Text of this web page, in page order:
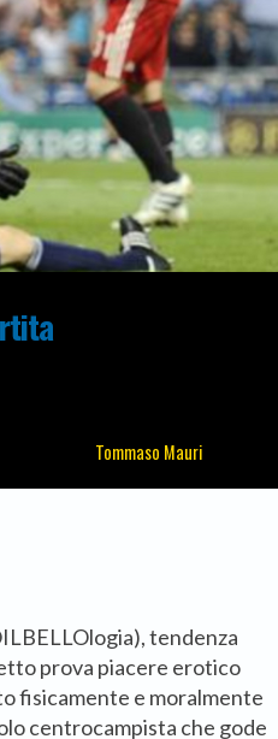
Tommaso Mauri
tendenza
prova piacere erotico
fisicamente e moralmente
centrocampista che gode